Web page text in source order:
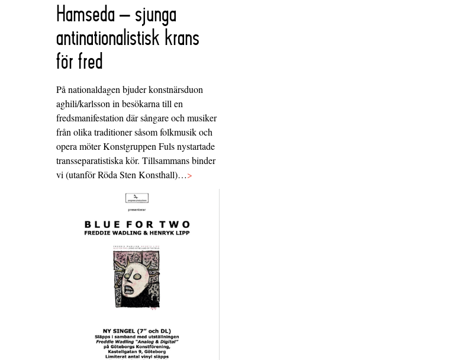
Hamseda – sjunga
antinationalistisk krans
för fred
På nationaldagen bjuder konstnärsduon
aghili/karlsson in besökarna till en
fredsmanifestation där sångare och musiker
från olika traditioner såsom folkmusik och
opera möter Konstgruppen Fuls nystartade
transseparatistiska kör. Tillsammans binder
vi (utanför Röda Sten Konsthall)…>